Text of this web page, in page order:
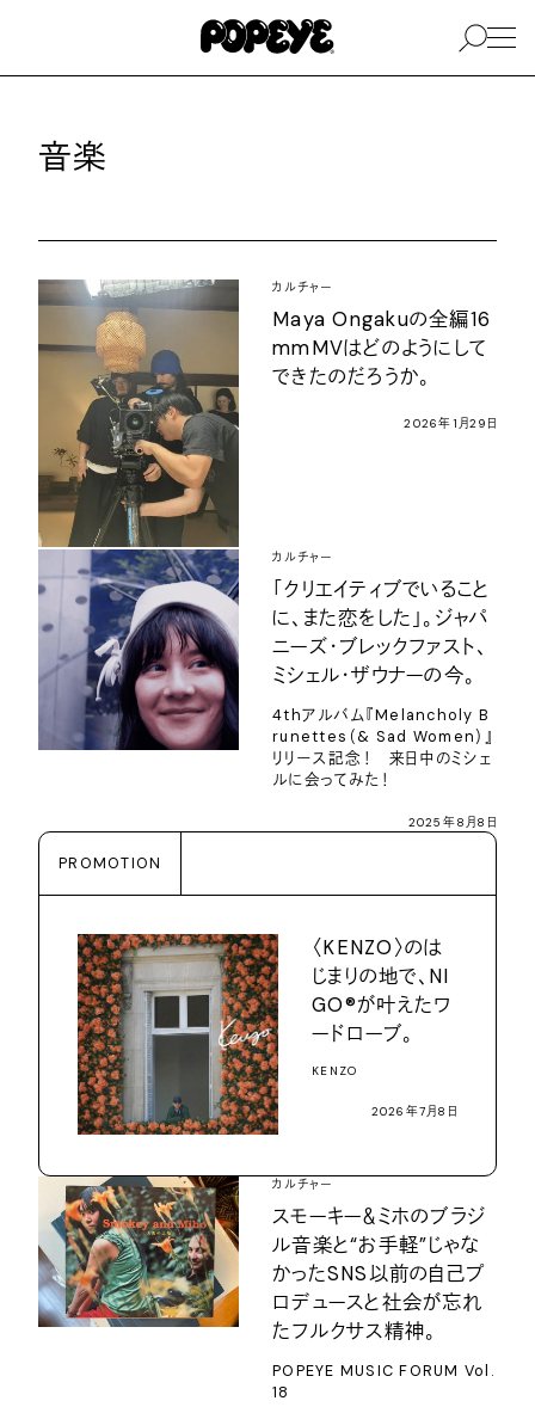
音楽
カルチャー
Maya Ongakuの全編16
mmMVはどのようにして
できたのだろうか。
2026年1月29日
カルチャー
「クリエイティブでいること
に、また恋をした」。ジャパ
ニーズ・ブレックファスト、
ミシェル・ザウナーの今。
4thアルバム『Melancholy B
runettes（& Sad Women）』
リリース記念！ 来日中のミシェ
ルに会ってみた！
2025年8月8日
PROMOTION
〈KENZO〉のは
じまりの地で、NI
GO®が叶えたワ
ードローブ。
KENZO
2026年7月8日
カルチャー
スモーキー＆ミホのブラジ
ル音楽と“お手軽”じゃな
かったSNS以前の自己プ
ロデュースと社会が忘れ
たフルクサス精神。
POPEYE MUSIC FORUM Vol.
18